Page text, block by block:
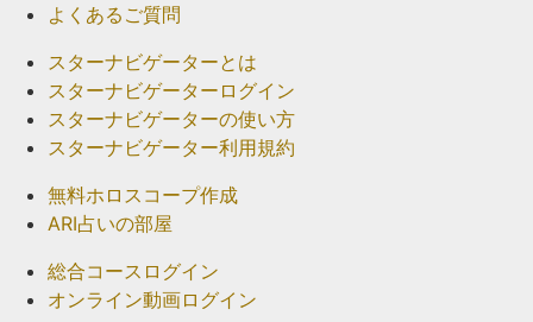
よくあるご質問
スターナビゲーターとは
スターナビゲーターログイン
スターナビゲーターの使い方
スターナビゲーター利用規約
無料ホロスコープ作成
ARI占いの部屋
総合コースログイン
オンライン動画ログイン